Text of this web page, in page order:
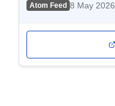
Atom Feed 8 May 2026